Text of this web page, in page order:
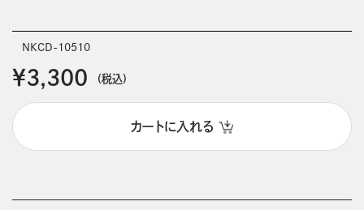
NKCD-10510
￥3,300 (税込)
カートに入れる